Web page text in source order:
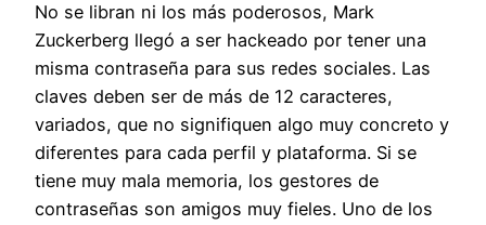
No se libran ni los más poderosos, Mark
Zuckerberg llegó a ser hackeado por tener una
misma contraseña para sus redes sociales. Las
claves deben ser de más de 12 caracteres,
variados, que no signifiquen algo muy concreto y
diferentes para cada perfil y plataforma. Si se
tiene muy mala memoria, los gestores de
contraseñas son amigos muy fieles. Uno de los